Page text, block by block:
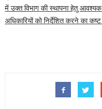
में उक्त विभाग की स्थापना हेतु
अधिकारियों को निर्देशित करने का